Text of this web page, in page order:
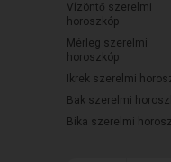
Vízöntő szerelmi
horoszkóp
Mérleg szerelmi
horoszkóp
Ikrek szerelmi
Bak szerelmi
Bika szerelmi